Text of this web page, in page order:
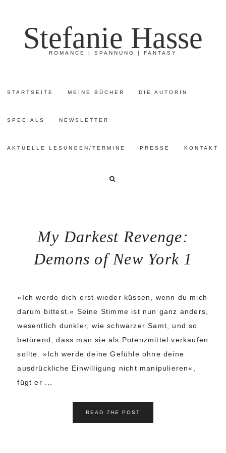
Stefanie Hasse
ROMANCE | SPANNUNG | FANTASY
STARTSEITE MEINE BÜCHER DIE AUTORIN
SPECIALS NEWSLETTER
AKTUELLE LESUNGEN/TERMINE PRESSE KONTAKT
My Darkest Revenge:
Demons of New York 1
»Ich werde dich erst wieder küssen, wenn du mich
darum bittest.« Seine Stimme ist nun ganz anders,
wesentlich dunkler, wie schwarzer Samt, und so
betörend, dass man sie als Potenzmittel verkaufen
sollte. »Ich werde deine Gefühle ohne deine
ausdrückliche Einwilligung nicht manipulieren«,
fügt er ...
READ THE POST